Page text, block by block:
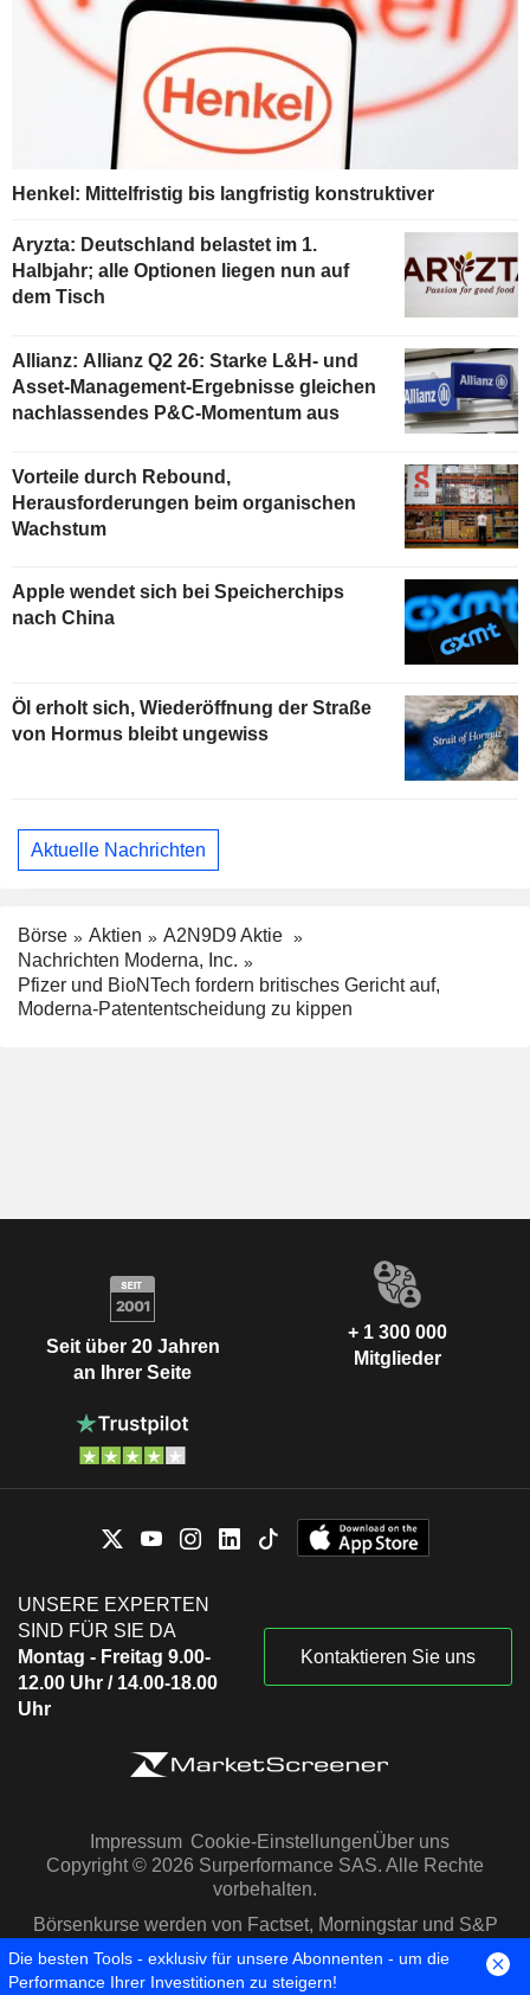
Henkel: Mittelfristig bis langfristig konstruktiver
Aryzta: Deutschland belastet im 1.
Halbjahr; alle Optionen liegen nun auf
dem Tisch
Allianz: Allianz Q2 26: Starke L&H- und
Asset-Management-Ergebnisse gleichen
nachlassendes P&C-Momentum aus
Vorteile durch Rebound,
Herausforderungen beim organischen
Wachstum
Apple wendet sich bei Speicherchips
nach China
Öl erholt sich, Wiederöffnung der Straße
von Hormus bleibt ungewiss
Aktuelle Nachrichten
Börse Aktien
A2N9D9 Aktie
Nachrichten Moderna, Inc.
Pfizer und BioNTech fordern britisches Gericht auf,
Moderna-Patententscheidung zu kippen
Seit über 20 Jahren
an Ihrer Seite
+ 1 300 000
Mitglieder
UNSERE EXPERTEN
SIND FÜR SIE DA
Montag - Freitag 9.00-
12.00 Uhr / 14.00-18.00
Uhr
Kontaktieren Sie uns
Impressum Cookie-EinstellungenÜber uns
Copyright © 2026 Surperformance SAS. Alle Rechte
vorbehalten.
Börsenkurse werden von Factset, Morningstar und S&P
Capital IQ zur Verfügung gestellt
Die besten Tools - exklusiv für unsere Abonnenten - um die
Performance Ihrer Investitionen zu steigern!